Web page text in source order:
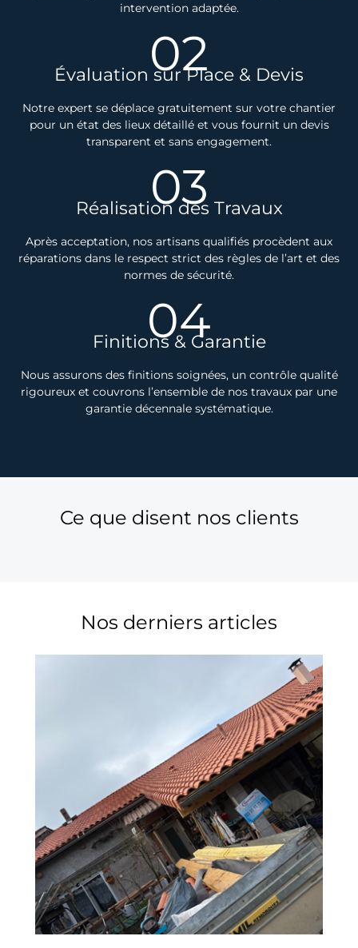
intervention adaptée.
02
Évaluation sur Place & Devis
Notre expert se déplace gratuitement sur votre chantier
pour un état des lieux détaillé et vous fournit un devis
transparent et sans engagement.
03
Réalisation des Travaux
Après acceptation, nos artisans qualifiés procèdent aux
réparations dans le respect strict des règles de l’art et des
normes de sécurité.
04
Finitions & Garantie
Nous assurons des finitions soignées, un contrôle qualité
rigoureux et couvrons l’ensemble de nos travaux par une
garantie décennale systématique.
Ce que disent nos clients
Nos derniers articles